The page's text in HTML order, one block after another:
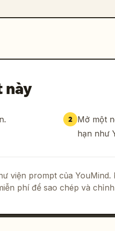
này
2 Mở một
hạn như
viện prompt của YouMind.
phí để sao chép và